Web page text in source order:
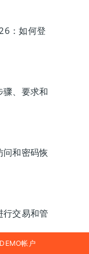
：如何登
、要求和
和密码恢
交易和管
帐户